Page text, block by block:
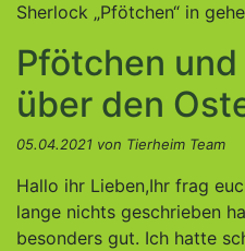
Sherlock „Pfötchen“ in
Pfötchen
über den
05.04.2021 von Tierheim Team
Hallo ihr Lieben,Ihr frag
lange nichts geschrieben
besonders gut. Ich hatte